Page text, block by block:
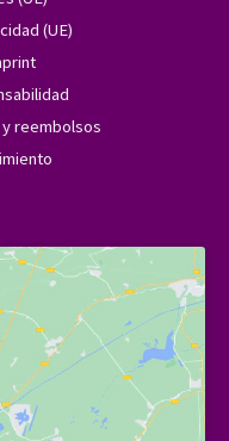
(UE)
reembolsos